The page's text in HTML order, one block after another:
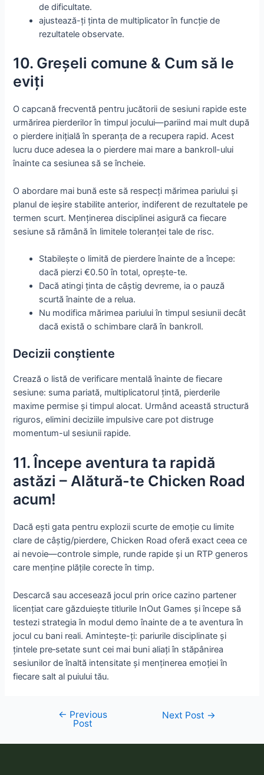
de dificultate.
ajustează-ți ținta de multiplicator în funcție de
rezultatele observate.
10. Greșeli comune & Cum să le
eviți
O capcană frecventă pentru jucătorii de sesiuni rapide este
urmărirea pierderilor în timpul jocului—pariind mai mult după
o pierdere inițială în speranța de a recupera rapid. Acest
lucru duce adesea la o pierdere mai mare a bankroll-ului
înainte ca sesiunea să se încheie.
O abordare mai bună este să respecți mărimea pariului și
planul de ieșire stabilite anterior, indiferent de rezultatele pe
termen scurt. Menținerea disciplinei asigură ca fiecare
sesiune să rămână în limitele toleranței tale de risc.
Stabilește o limită de pierdere înainte de a începe:
dacă pierzi €0.50 în total, oprește-te.
Dacă atingi ținta de câștig devreme, ia o pauză
scurtă înainte de a relua.
Nu modifica mărimea pariului în timpul sesiunii decât
dacă există o schimbare clară în bankroll.
Decizii conștiente
Crează o listă de verificare mentală înainte de fiecare
sesiune: suma pariată, multiplicatorul țintă, pierderile
maxime permise și timpul alocat. Urmând această structură
riguros, elimini deciziile impulsive care pot distruge
momentum-ul sesiunii rapide.
11. Începe aventura ta rapidă
astăzi – Alătură-te Chicken Road
acum!
Dacă ești gata pentru explozii scurte de emoție cu limite
clare de câștig/pierdere, Chicken Road oferă exact ceea ce
ai nevoie—controle simple, runde rapide și un RTP generos
care menține plățile corecte în timp.
Descarcă sau accesează jocul prin orice cazino partener
licențiat care găzduiește titlurile InOut Games și începe să
testezi strategia în modul demo înainte de a te aventura în
jocul cu bani reali. Amintește-ți: pariurile disciplinate și
țintele pre‑setate sunt cei mai buni aliați în stăpânirea
sesiunilor de înaltă intensitate și menținerea emoției în
fiecare salt al puiului tău.
← Previous
Post
Next Post →